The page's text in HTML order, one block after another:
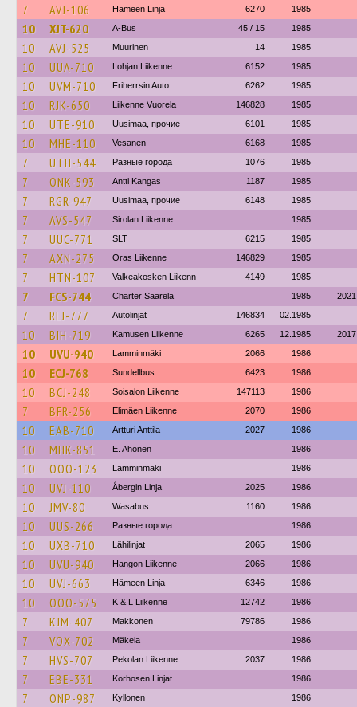
7 AVJ-106 Hämeen Linja 6270 1985
10 XJT-620 A-Bus 45 / 15 1985
10 AVJ-525 Muurinen 14 1985
10 UUA-710 Lohjan Liikenne 6152 1985
10 UVM-710 Friherrsin Auto 6262 1985
10 RJK-650 Liikenne Vuorela 146828 1985
10 UTE-910 Uusimaa, прочие 6101 1985
10 MHE-110 Vesanen 6168 1985
7 UTH-544 Разные города 1076 1985
7 ONK-593 Antti Kangas 1187 1985
7 RGR-947 Uusimaa, прочие 6148 1985
7 AVS-547 Sirolan Liikenne 1985
7 UUC-771 SLT 6215 1985
7 AXN-275 Oras Liikenne 146829 1985
7 HTN-107 Valkeakosken Liikenn 4149 1985
7 FCS-744 Charter Saarela 1985 2021
7 RLJ-777 Autolinjat 146834 02.1985
10 BIH-719 Kamusen Liikenne 6265 12.1985 2017
10 UVU-940 Lamminmäki 2066 1986
10 ECJ-768 Sundellbus 6423 1986
10 BCJ-248 Soisalon Liikenne 147113 1986
7 BFR-256 Elimäen Liikenne 2070 1986
10 EAB-710 Artturi Anttila 2027 1986
10 MHK-851 E. Ahonen 1986
10 OOO-123 Lamminmäki 1986
10 UVJ-110 Åbergin Linja 2025 1986
10 JMV-80 Wasabus 1160 1986
10 UUS-266 Разные города 1986
10 UXB-710 Lähilinjat 2065 1986
10 UVU-940 Hangon Liikenne 2066 1986
10 UVJ-663 Hämeen Linja 6346 1986
10 OOO-575 K & L Liikenne 12742 1986
7 KJM-407 Makkonen 79786 1986
7 VOX-702 Mäkela 1986
7 HVS-707 Pekolan Liikenne 2037 1986
7 EBE-331 Korhosen Linjat 1986
7 ONP-987 Kyllonen 1986